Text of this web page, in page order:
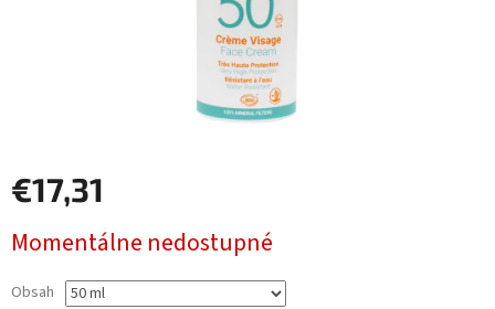
€17,31
cena:
Momentálne nedostupné
Obsah